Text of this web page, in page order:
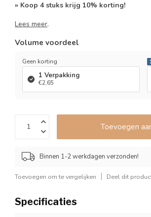
» Koop 4 stuks krijg 10% korting!
Lees meer.
Volume voordeel
Geen korting
1 Verpakking
€2,65
Toevoegen
Binnen 1-2 werkdagen verzonden!
Toevoegen om te vergelijken Deel dit
Specificaties